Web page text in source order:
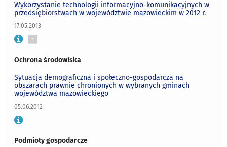
Wykorzystanie technologii informacyjno-komunikacyjnych w
przedsiębiorstwach w województwie mazowieckim w 2012 r.
17.05.2013
Ochrona środowiska
Sytuacja demograficzna i społeczno-gospodarcza na
obszarach prawnie chronionych w wybranych gminach
województwa mazowieckiego
05.06.2012
Podmioty gospodarcze